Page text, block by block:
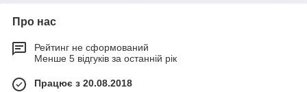
Про нас
Рейтинг не сформований
Менше 5 відгуків за останній рік
Працює з 20.08.2018